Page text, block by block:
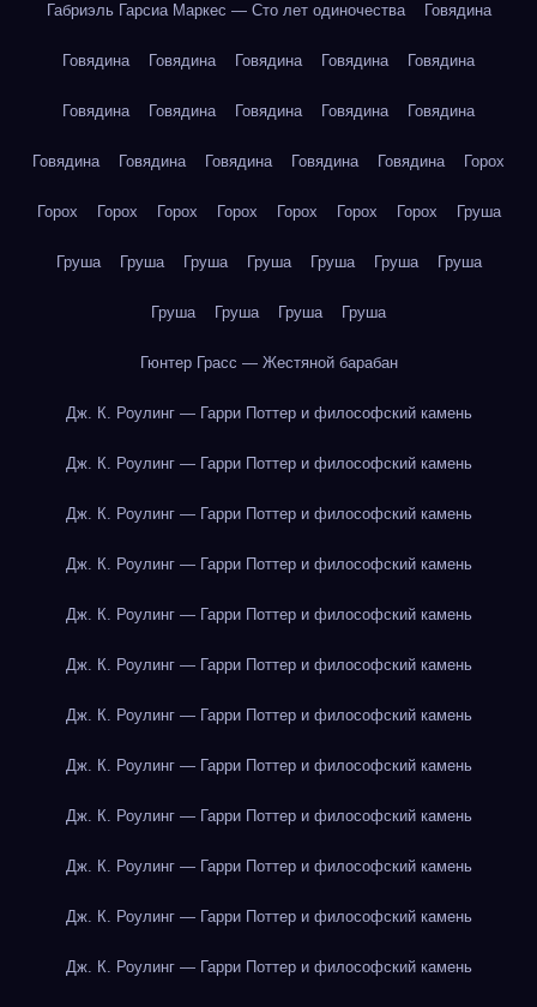
Габриэль Гарсиа Маркес — Сто лет одиночества Говядина
Говядина Говядина Говядина Говядина Говядина
Говядина Говядина Говядина Говядина Говядина
Говядина Говядина Говядина Говядина Говядина Горох
Горох Горох Горох Горох Горох Горох Горох Груша
Груша Груша Груша Груша Груша Груша Груша
Груша Груша Груша Груша
Гюнтер Грасс — Жестяной барабан
Дж. К. Роулинг — Гарри Поттер и философский камень
Дж. К. Роулинг — Гарри Поттер и философский камень
Дж. К. Роулинг — Гарри Поттер и философский камень
Дж. К. Роулинг — Гарри Поттер и философский камень
Дж. К. Роулинг — Гарри Поттер и философский камень
Дж. К. Роулинг — Гарри Поттер и философский камень
Дж. К. Роулинг — Гарри Поттер и философский камень
Дж. К. Роулинг — Гарри Поттер и философский камень
Дж. К. Роулинг — Гарри Поттер и философский камень
Дж. К. Роулинг — Гарри Поттер и философский камень
Дж. К. Роулинг — Гарри Поттер и философский камень
Дж. К. Роулинг — Гарри Поттер и философский камень